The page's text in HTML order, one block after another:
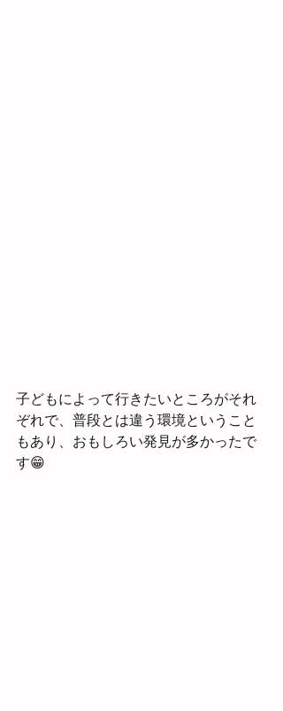
子どもによって行きたいところがそれ
ぞれで、普段とは違う環境ということ
もあり、おもしろい発見が多かったで
す😁